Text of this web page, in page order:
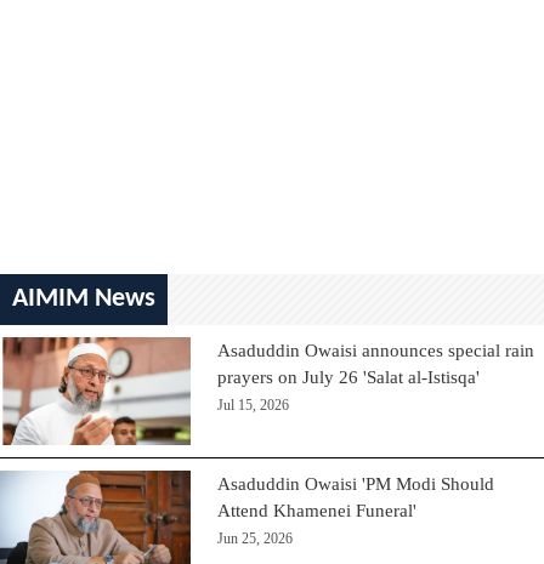
AIMIM News
Asaduddin Owaisi announces special rain
prayers on July 26 'Salat al-Istisqa'
Jul 15, 2026
Asaduddin Owaisi 'PM Modi Should
Attend Khamenei Funeral'
Jun 25, 2026